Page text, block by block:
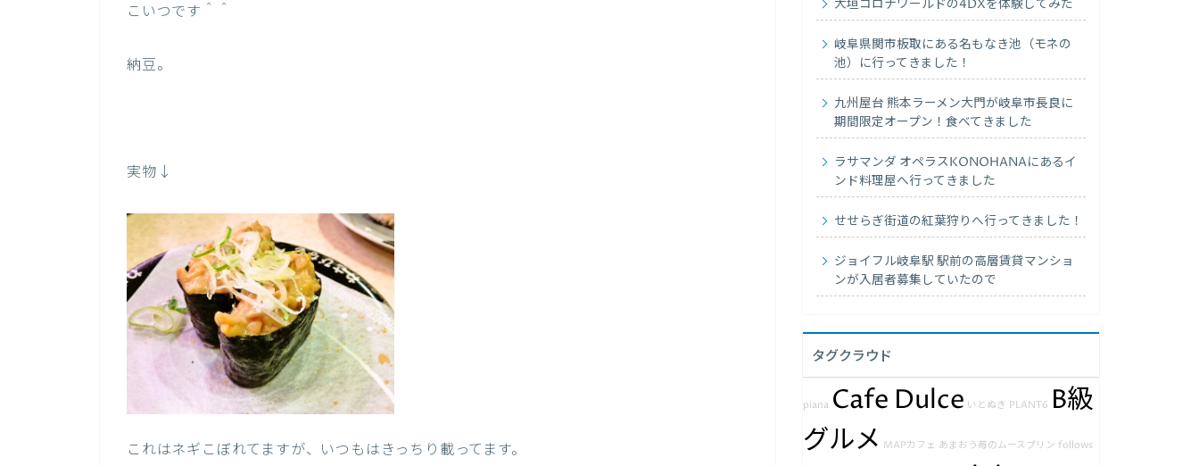
こいつです＾＾
納豆。
実物↓
これはネギこぼれてますが、いつもはきっちり載ってます。
大垣コロナワールドの4DXを体験してみた
岐阜県関市板取にある名もなき池（モネの
池）に行ってきました！
九州屋台 熊本ラーメン大門が岐阜市長良に
期間限定オープン！食べてきました
ラサマンダ オペラスKONOHANAにあるイ
ンド料理屋へ行ってきました
せせらぎ街道の紅葉狩りへ行ってきました！
ジョイフル岐阜駅 駅前の高層賃貸マンショ
ンが入居者募集していたので
タグクラウド
piana Cafe Dulce いとぬき PLANT6 B級
グルメ MAPカフェ あまおう苺のムースプリン follows